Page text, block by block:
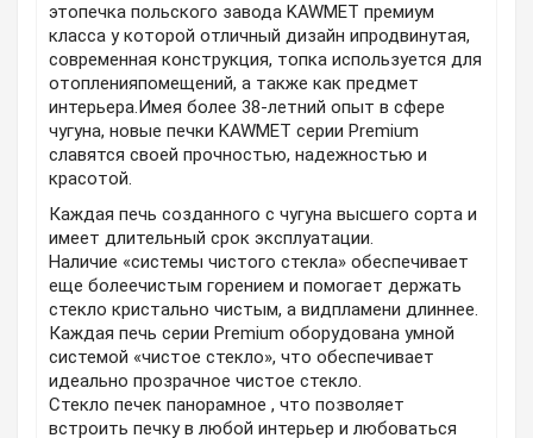
этопечка польского завода KAWMET премиум
класса у которой отличный дизайн ипродвинутая,
современная конструкция, топка используется для
отопленияпомещений, а также как предмет
интерьера.Имея более 38-летний опыт в сфере
чугуна, новые печки KAWMET серии Premium
славятся своей прочностью, надежностью и
красотой.
Каждая печь созданного с чугуна высшего сорта и
имеет длительный срок эксплуатации.
Наличие «системы чистого стекла» обеспечивает
еще болеечистым горением и помогает держать
стекло кристально чистым, а видпламени длиннее.
Каждая печь серии Premium оборудована умной
системой «чистое стекло», что обеспечивает
идеально прозрачное чистое стекло.
Стекло печек панорамное , что позволяет
встроить печку в любой интерьер и любоваться